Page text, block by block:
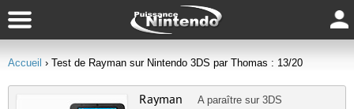
Accueil › Test de Rayman sur Nintendo 3DS par Thomas : 13/20
Rayman A paraître sur 3DS